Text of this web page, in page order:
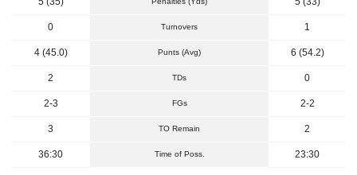
0 Turnovers 1
4 (45.0) Punts (Avg) 6 (54.2)
2 TDs 0
2-3 FGs 2-2
3 TO Remain 2
36:30 Time of Poss. 23:30